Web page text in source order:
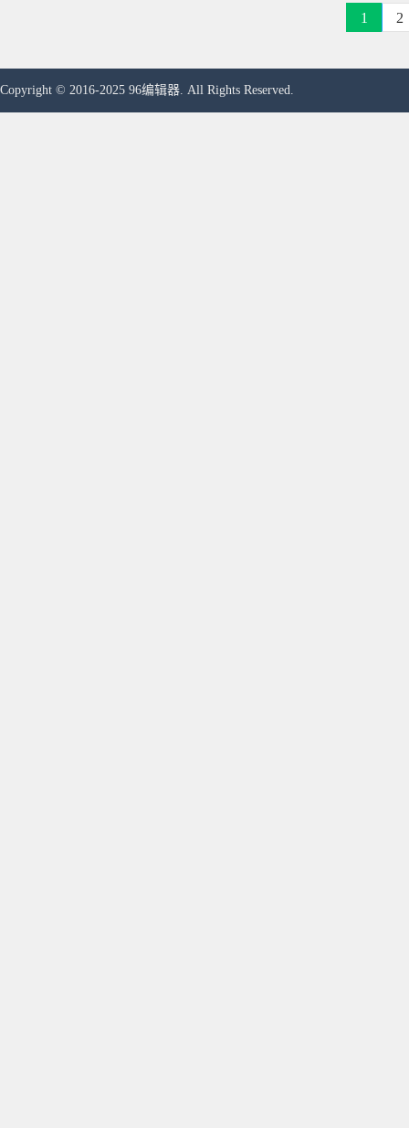
1 2
Copyright © 2016-2025 96编辑器. All Rights Reserved.